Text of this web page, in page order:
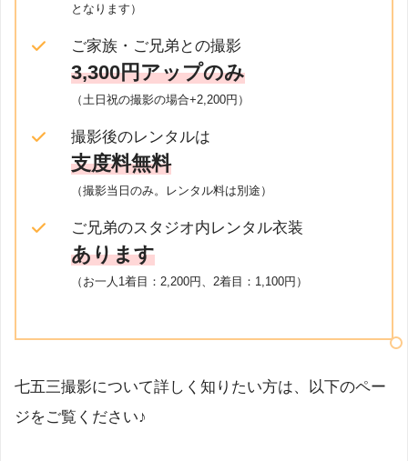
となります）
ご家族・ご兄弟との撮影
3,300円アップのみ
（土日祝の撮影の場合+2,200円）
撮影後のレンタルは
支度料無料
（撮影当日のみ。レンタル料は別途）
ご兄弟のスタジオ内レンタル衣装
あります
（お一人1着目：2,200円、2着目：1,100円）
七五三撮影について詳しく知りたい方は、以下のペー
ジをご覧ください♪